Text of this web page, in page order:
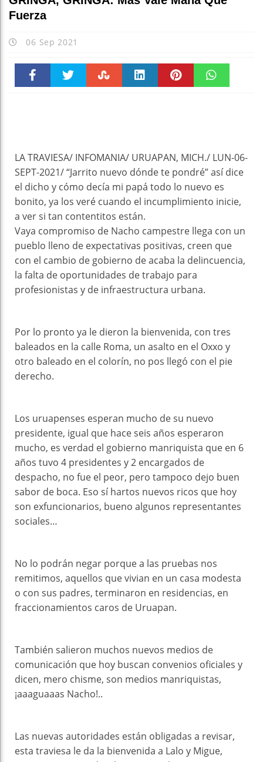
Fuerza
06 Sep 2021
LA TRAVIESA/ INFOMANIA/ URUAPAN, MICH./ LUN-06-
SEPT-2021/ “Jarrito nuevo dónde te pondré” así dice
el dicho y cómo decía mi papá todo lo nuevo es
bonito, ya los veré cuando el incumplimiento inicie,
a ver si tan contentitos están.
Vaya compromiso de Nacho campestre llega con un
pueblo lleno de expectativas positivas, creen que
con el cambio de gobierno de acaba la delincuencia,
la falta de oportunidades de trabajo para
profesionistas y de infraestructura urbana.
Por lo pronto ya le dieron la bienvenida, con tres
baleados en la calle Roma, un asalto en el Oxxo y
otro baleado en el colorín, no pos llegó con el pie
derecho.
Los uruapenses esperan mucho de su nuevo
presidente, igual que hace seis años esperaron
mucho, es verdad el gobierno manriquista que en 6
años tuvo 4 presidentes y 2 encargados de
despacho, no fue el peor, pero tampoco dejo buen
sabor de boca. Eso sí hartos nuevos ricos que hoy
son exfuncionarios, bueno algunos representantes
sociales…
No lo podrán negar porque a las pruebas nos
remitimos, aquellos que vivian en un casa modesta
o con sus padres, terminaron en residencias, en
fraccionamientos caros de Uruapan.
También salieron muchos nuevos medios de
comunicación que hoy buscan convenios oficiales y
dicen, mero chisme, son medios manriquistas,
¡aaaguaaas Nacho!..
Las nuevas autoridades están obligadas a revisar,
esta traviesa le da la bienvenida a Lalo y Migue,